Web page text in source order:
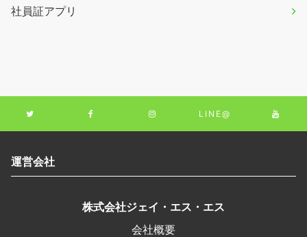
社員証アプリ
LINE@
運営会社
株式会社ジェイ・エス・エス
会社概要